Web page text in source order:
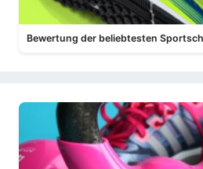
Bewertung der beliebtesten